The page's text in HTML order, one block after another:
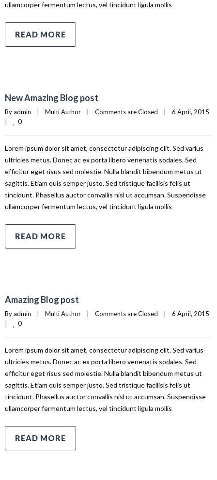
ullamcorper fermentum lectus, vel tincidunt ligula mollis
READ MORE
New Amazing Blog post
By admin Multi Author Comments are Closed
0
Lorem ipsum dolor sit amet, consectetur adipiscing elit. Sed varius
ultricies metus. Donec ac ex porta libero venenatis sodales. Sed
efficitur eget risus sed molestie. Nulla blandit bibendum metus ut
sagittis. Etiam quis semper justo. Sed tristique facilisis felis ut
tincidunt. Phasellus auctor convallis nisl ut accumsan. Suspendisse
ullamcorper fermentum lectus, vel tincidunt ligula mollis
READ MORE
Amazing Blog post
By admin Multi Author Comments are Closed
0
Lorem ipsum dolor sit amet, consectetur adipiscing elit. Sed varius
ultricies metus. Donec ac ex porta libero venenatis sodales. Sed
efficitur eget risus sed molestie. Nulla blandit bibendum metus ut
sagittis. Etiam quis semper justo. Sed tristique facilisis felis ut
tincidunt. Phasellus auctor convallis nisl ut accumsan. Suspendisse
ullamcorper fermentum lectus, vel tincidunt ligula mollis
READ MORE